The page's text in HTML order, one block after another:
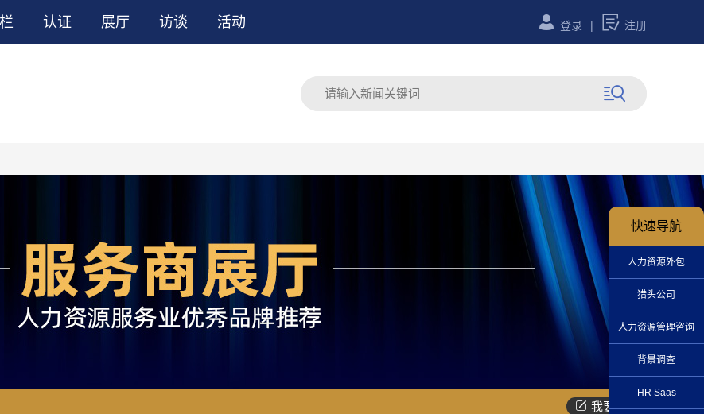
认证 展厅 访谈 活动  登录 |  注册

 我要入驻
快速导航
人力资源外包
猎头公司
人力资源管理咨询
背景调查
HR Saas